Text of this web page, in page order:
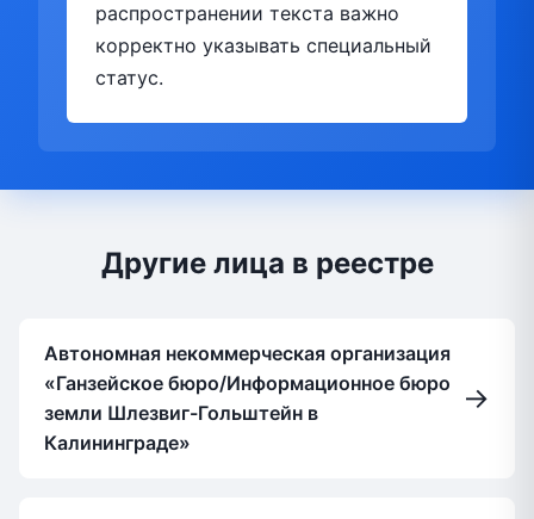
распространении текста важно
корректно указывать специальный
статус.
Другие лица в реестре
Автономная некоммерческая организация
«Ганзейское бюро/Информационное бюро
земли Шлезвиг-Гольштейн в
Калининграде»
→